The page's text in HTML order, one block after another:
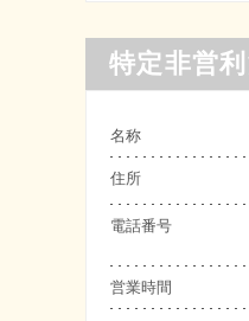
特定非営
名称
住所
電話番号
営業時間